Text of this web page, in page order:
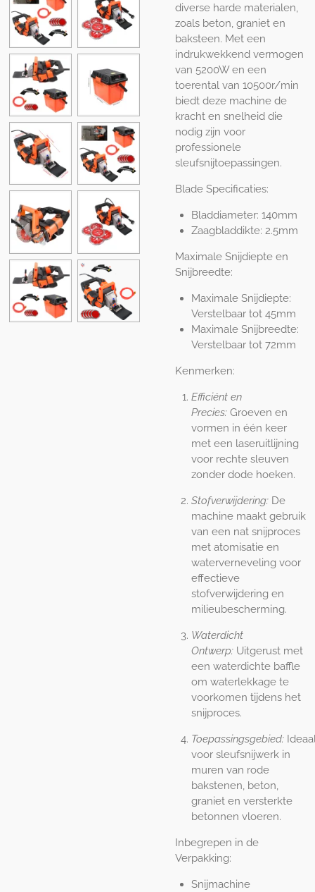
diverse harde materialen,
zoals beton, graniet en
baksteen. Met een
indrukwekkend vermogen
van 5200W en een
toerental van 10500r/min
biedt deze machine de
kracht en snelheid die
nodig zijn voor
professionele
sleufsnijtoepassingen.
Blade Specificaties:
Bladdiameter: 140mm
Zaagbladdikte: 2.5mm
Maximale Snijdiepte en
Snijbreedte:
Maximale Snijdiepte:
Verstelbaar tot 45mm
Maximale Snijbreedte:
Verstelbaar tot 72mm
Kenmerken:
Efficiënt en
Precies: Groeven en
vormen in één keer
met een laseruitlijning
voor rechte sleuven
zonder dode hoeken.
Stofverwijdering: De
machine maakt gebruik
van een nat snijproces
met atomisatie en
waterverneveling voor
effectieve
stofverwijdering en
milieubescherming.
Waterdicht
Ontwerp: Uitgerust met
een waterdichte baffle
om waterlekkage te
voorkomen tijdens het
snijproces.
Toepassingsgebied:
voor sleufsnijwerk in
muren van rode
bakstenen, beton,
graniet en versterkte
betonnen vloeren.
Inbegrepen in de
Verpakking:
Snijmachine